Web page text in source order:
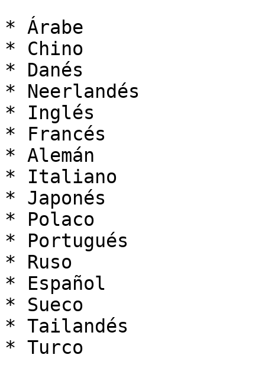
* Árabe
* Chino
* Danés
* Neerlandés
* Inglés
* Francés
* Alemán
* Italiano
* Japonés
* Polaco
* Portugués
* Ruso
* Español
* Sueco
* Tailandés
* Turco